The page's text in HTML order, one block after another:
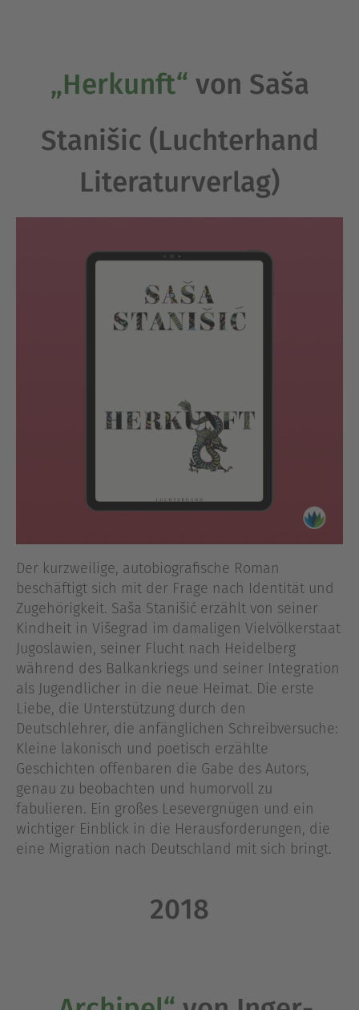
„Herkunft“ von Saša
Stanišic (Luchterhand
Literaturverlag)
Der kurzweilige, autobiografische Roman
beschäftigt sich mit der Frage nach Identität und
Zugehörigkeit. Saša Stanišić erzählt von seiner
Kindheit in Višegrad im damaligen Vielvölkerstaat
Jugoslawien, seiner Flucht nach Heidelberg
während des Balkankriegs und seiner Integration
als Jugendlicher in die neue Heimat. Die erste
Liebe, die Unterstützung durch den
Deutschlehrer, die anfänglichen Schreibversuche:
Kleine lakonisch und poetisch erzählte
Geschichten offenbaren die Gabe des Autors,
genau zu beobachten und humorvoll zu
fabulieren. Ein großes Lesevergnügen und ein
wichtiger Einblick in die Herausforderungen, die
eine Migration nach Deutschland mit sich bringt.
2018